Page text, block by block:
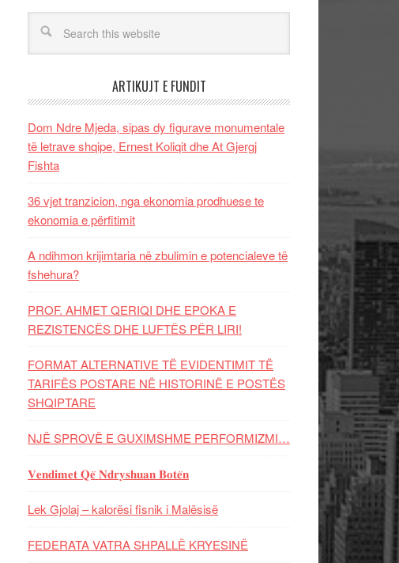
ARTIKUJT E FUNDIT
Dom Ndre Mjeda, sipas dy figurave monumentale
të letrave shqipe, Ernest Koliqit dhe At Gjergj
Fishta
36 vjet tranzicion, nga ekonomia prodhuese te
ekonomia e përfitimit
A ndihmon krijimtaria në zbulimin e potencialeve të
fshehura?
PROF. AHMET QERIQI DHE EPOKA E
REZISTENCЁS DHE LUFTЁS PЁR LIRI!
FORMAT ALTERNATIVE TË EVIDENTIMIT TË
TARIFËS POSTARE NË HISTORINË E POSTËS
SHQIPTARE
NJË SPROVË E GUXIMSHME PERFORMIZMI…
𝐕𝐞𝐧𝐝𝐢𝐦𝐞𝐭 𝐐𝐞̈ 𝐍𝐝𝐫𝐲𝐬𝐡𝐮𝐚𝐧 𝐁𝐨𝐭𝐞̈𝐧
Lek Gjolaj – kalorësi fisnik i Malësisë
FEDERATA VATRA SHPALLË KRYESINË